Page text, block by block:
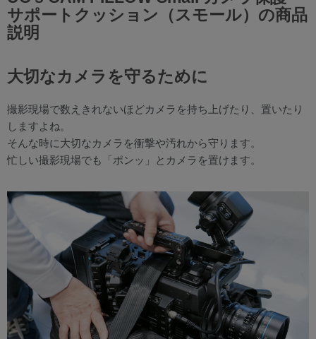
サポートクッション（スモール）の商品
説明
大切なカメラを守るために
撮影現場で数えきれないほどカメラを持ち上げたり、置いたり
しますよね。
そんな時に大切なカメラを衝撃や汚れから守ります。
忙しい撮影現場でも「ポンッ」とカメラを置けます。